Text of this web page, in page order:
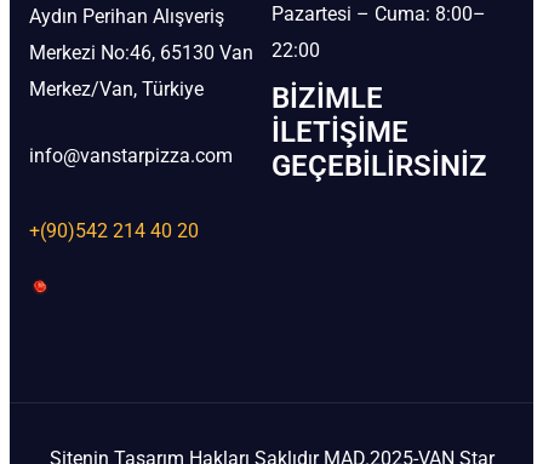
Aydın Perihan Alışveriş
Merkezi No:46, 65130 Van
Merkez/Van, Türkiye
info@vanstarpizza.com
+(90)542 214 40 20
Pazartesi – Cuma: 8:00–
22:00
BIZIMLE
İLETIŞIME
GEÇEBILIRSINIZ
Sitenin Tasarım Hakları Saklıdır MAD.2025-VAN Star